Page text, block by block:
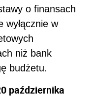
o finansach
wyłącznie w
niż bank
budżetu.
października